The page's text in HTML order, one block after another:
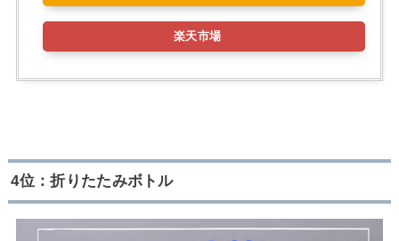
楽天市場
4位：折りたたみボトル